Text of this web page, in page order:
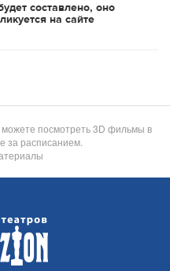
составлено, оно
на сайте
посмотреть 3D фильмы в
за расписанием.